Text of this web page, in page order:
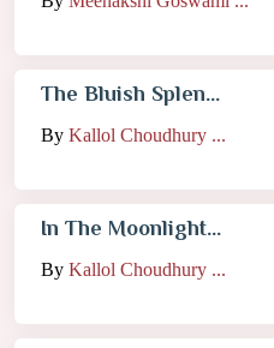
The Bluish Splen...
By Kallol Choudhury ...
In The Moonlight...
By Kallol Choudhury ...